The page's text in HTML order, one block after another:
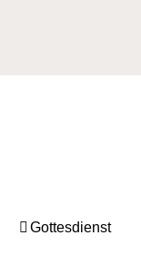
Gottesdienst